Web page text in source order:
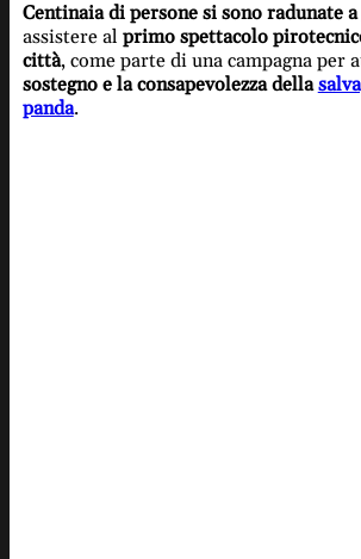
Centinaia di persone si sono radunate a
assistere al primo spettacolo
città, come parte di una campagna per
sostegno e la consapevolezza della
panda.